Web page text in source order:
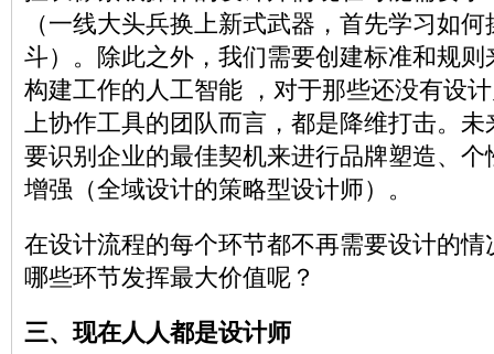
（一线大头兵换上新式武器，首先学习如
斗）。除此之外，我们需要创建标准和规
构建工作的人工智能 ，对于那些还没有设
上协作工具的团队而言，都是降维打击。
要识别企业的最佳契机来进行品牌塑造、
增强（全域设计的策略型设计师）。
在设计流程的每个环节都不再需要设计的
哪些环节发挥最大价值呢？
三、现在人人都是设计师